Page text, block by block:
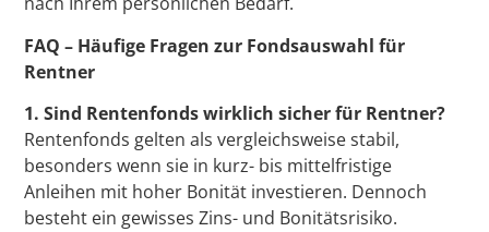
FAQ – Häufige Fragen zur Fondsauswahl für
Rentner
1. Sind Rentenfonds wirklich sicher für Rentner?
Rentenfonds gelten als vergleichsweise stabil,
besonders wenn sie in kurz- bis mittelfristige
Anleihen mit hoher Bonität investieren. Dennoch
besteht ein gewisses Zins- und Bonitätsrisiko.